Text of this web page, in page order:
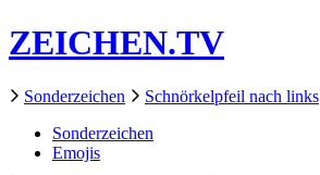
ZEICHEN.TV
Sonderzeichen
Schnörkelpfeil nach links
Sonderzeichen
Emojis